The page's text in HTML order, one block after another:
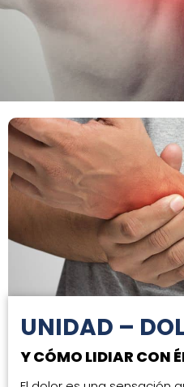
UNIDAD –
Y CÓMO LIDIAR CON